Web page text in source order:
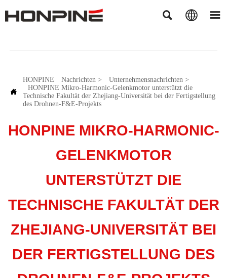
  

HONPINE Nachrichten > Unternehmensnachrichten >
HONPINE Mikro-Harmonic-Gelenkmotor unterstützt die
Technische Fakultät der Zhejiang-Universität bei der Fertigstellung
des Drohnen-F&E-Projekts
HONPINE MIKRO-HARMONIC-
GELENKMOTOR
UNTERSTÜTZT DIE
TECHNISCHE FAKULTÄT DER
ZHEJIANG-UNIVERSITÄT BEI
DER FERTIGSTELLUNG DES